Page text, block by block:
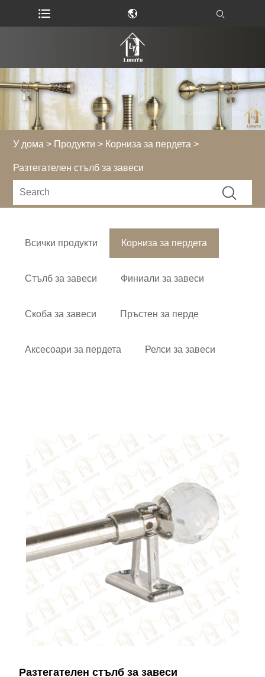
У дома > Продукти > Корниза за пердета >
Разтегателен стълб за завеси
Всички продукти Корниза за пердета
Стълб за завеси Финиали за завеси
Скоба за завеси Пръстен за перде
Аксесоари за пердета Релси за завеси
Разтегателен стълб за завеси